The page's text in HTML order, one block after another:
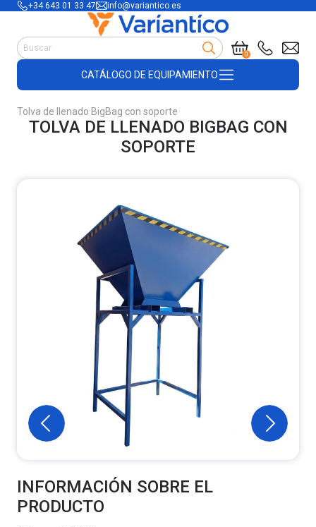
+34 643 01 33 47 info@variantico.es
0
CATÁLOGO DE EQUIPAMIENTO
Accesorios para carretillas
Útiles de almacén
Productos de plástico y madera
Encofrado
Tolva de llenado BigBag con soporte
TOLVA DE LLENADO BIGBAG CON
SOPORTE
INFORMACIÓN SOBRE EL
PRODUCTO